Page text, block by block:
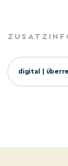
digital |